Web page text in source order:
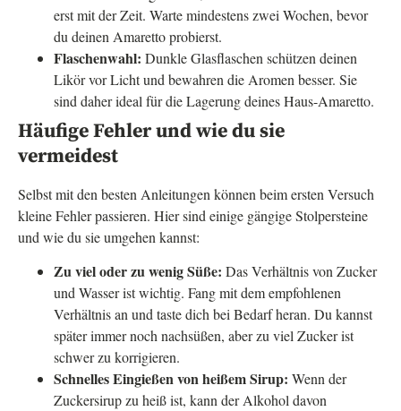
erst mit der Zeit. Warte mindestens zwei Wochen, bevor
du deinen Amaretto probierst.
Flaschenwahl: Dunkle Glasflaschen schützen deinen
Likör vor Licht und bewahren die Aromen besser. Sie
sind daher ideal für die Lagerung deines Haus-Amaretto.
Häufige Fehler und wie du sie
vermeidest
Selbst mit den besten Anleitungen können beim ersten Versuch
kleine Fehler passieren. Hier sind einige gängige Stolpersteine
und wie du sie umgehen kannst:
Zu viel oder zu wenig Süße: Das Verhältnis von Zucker
und Wasser ist wichtig. Fang mit dem empfohlenen
Verhältnis an und taste dich bei Bedarf heran. Du kannst
später immer noch nachsüßen, aber zu viel Zucker ist
schwer zu korrigieren.
Schnelles Eingießen von heißem Sirup: Wenn der
Zuckersirup zu heiß ist, kann der Alkohol davon